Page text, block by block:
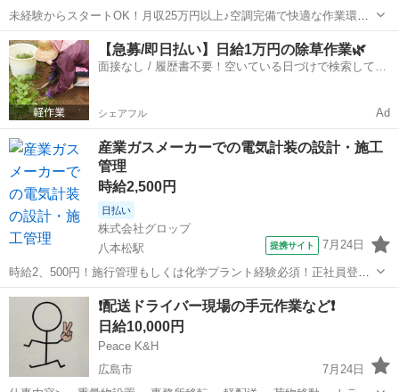
未経験からスタートOK！月収25万円以上♪空調完備で快適な作業環境
☆【2交代／3勤3休／車通勤可◎】 ＼猛暑対策実施中／ 涼しい自宅か
らスマホで『WEB登録』OK！ 当社では【WEB面談（カジュアル登
録）】を 導入してい...
広島 東広島市 西条駅 その他
【急募/即日払い】日給1万円の除草作業🌿
面接なし / 履歴書不要！空いている日づけで検索して即
シェアフル Ad
産業ガスメーカーでの電気計装の設計・施工
管理
時給2,500円
日払い
株式会社グロップ
八本松駅
提携サイト 7月24日
時給2、500円！施行管理もしくは化学プラント経験必須！正社員登用
の可能性有！全国各地へ出張あり ＼猛暑対策実施中／ 涼しい自宅から
スマホで『WEB登録』OK！ 当社では【WEB面談（カジュアル登
録）】を 導入しています...
広島 東広島市 八本松駅 その他
❗配送ドライバー現場の手元作業など❗
日給10,000円
Peace K&H
広島市
7月24日